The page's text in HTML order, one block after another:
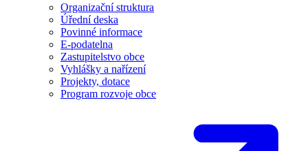
Organizační struktura
Úřední deska
Povinné informace
E-podatelna
Zastupitelstvo obce
Vyhlášky a nařízení
Projekty, dotace
Program rozvoje obce